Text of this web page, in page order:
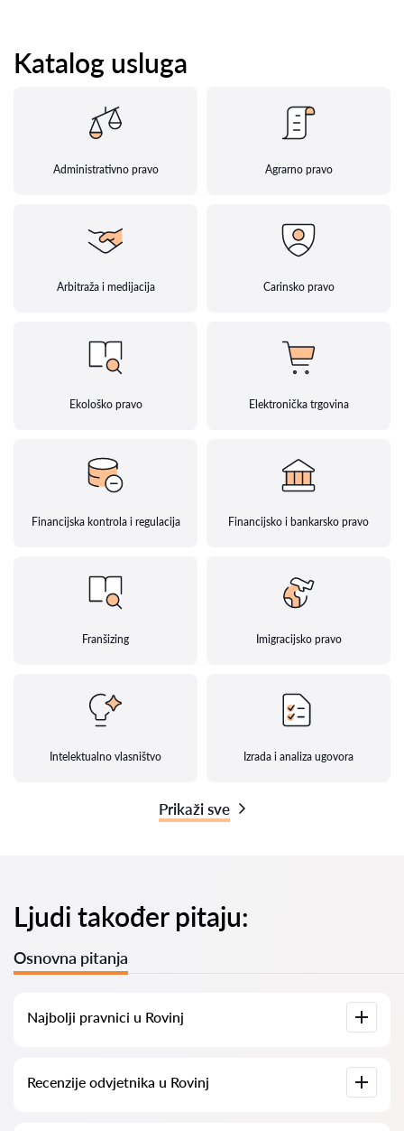
Katalog usluga
Administrativno pravo Agrarno pravo
Arbitraža i medijacija Carinsko pravo
Ekološko pravo Elektronička trgovina
Financijska kontrola i regulacija Financijsko i bankarsko pravo
Franšizing Imigracijsko pravo
Intelektualno vlasništvo Izrada i analiza ugovora
Prikaži sve
Ljudi također pitaju:
Osnovna pitanja
Najbolji pravnici u Rovinj
informacijama. Cijene, recenzije, telefonski brojevi i adrese.
Recenzije odvjetnika u Rovinj